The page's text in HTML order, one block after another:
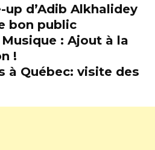
up d’Adib Alkhalidey
bon public
: Ajout à la
!
à Québec: visite des